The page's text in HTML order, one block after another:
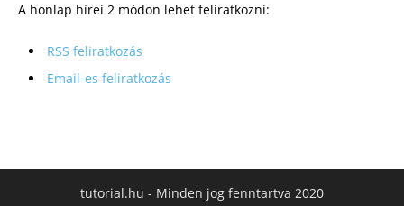
A honlap hírei 2 módon lehet feliratkozni:
RSS feliratkozás
Email-es feliratkozás
tutorial.hu - Minden jog fenntartva 2020